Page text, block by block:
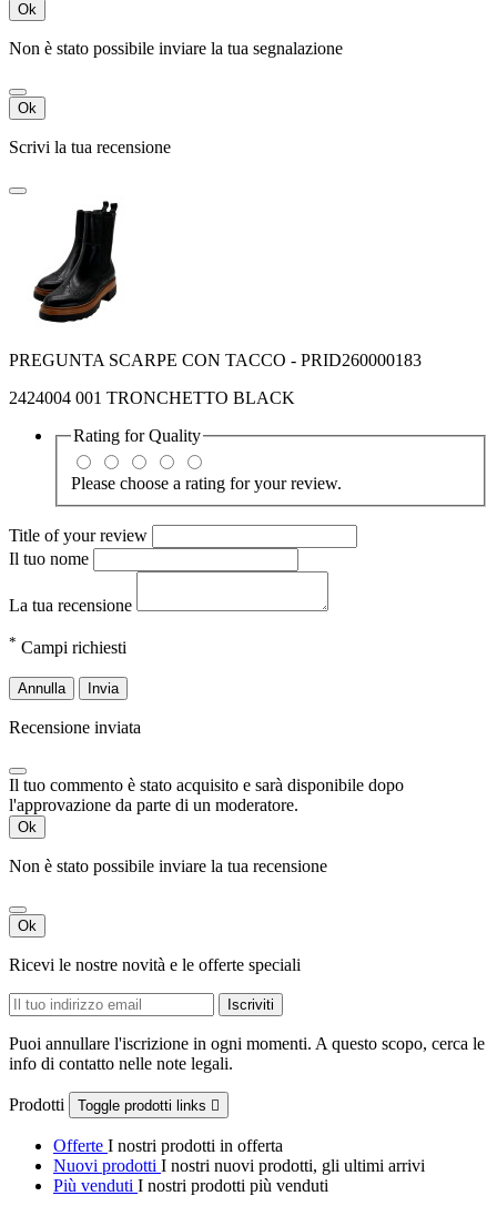
Ok
Non è stato possibile inviare la tua segnalazione
Ok
Scrivi la tua recensione
PREGUNTA SCARPE CON TACCO - PRID260000183
2424004 001 TRONCHETTO BLACK
Rating forQuality
Please choose a rating for your review.
Title of your review
Il tuo nome
La tua recensione
* Campi richiesti
Annulla Invia
Recensione inviata
Il tuo commento è stato acquisito e sarà disponibile dopo
l'approvazione da parte di un moderatore.
Ok
Non è stato possibile inviare la tua recensione
Ok
Ricevi le nostre novità e le offerte speciali
Puoi annullare l'iscrizione in ogni momenti. A questo scopo, cerca le
info di contatto nelle note legali.
Prodotti Toggle prodotti links 
Offerte I nostri prodotti in offerta
Nuovi prodotti I nostri nuovi prodotti, gli ultimi arrivi
Più venduti I nostri prodotti più venduti